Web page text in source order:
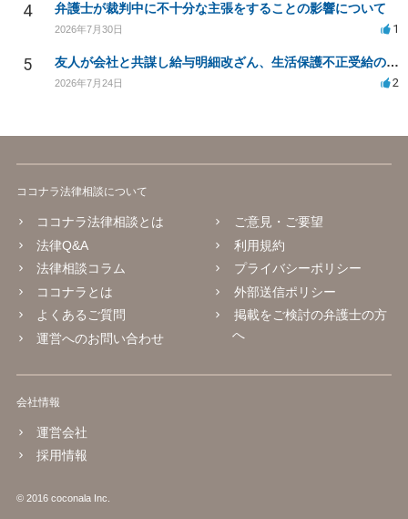
4 弁護士が裁判中に不十分な主張をすることの影響について
2026年7月30日 1
5 友人が会社と共謀し給与明細改ざん、生活保護不正受給の法的影響は？
2026年7月24日 2
ココナラ法律相談について
ココナラ法律相談とは
法律Q&A
法律相談コラム
ココナラとは
よくあるご質問
運営へのお問い合わせ
ご意見・ご要望
利用規約
プライバシーポリシー
外部送信ポリシー
掲載をご検討の弁護士の方
へ
会社情報
運営会社
採用情報
© 2016 coconala Inc.